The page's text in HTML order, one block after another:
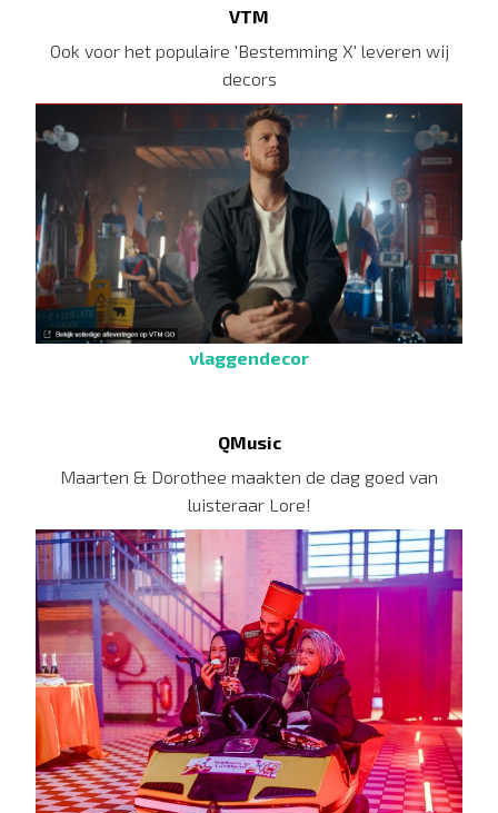
VTM
Ook voor het populaire 'Bestemming X' leveren wij
decors
vlaggendecor
QMusic
Maarten & Dorothee maakten de dag goed van
luisteraar Lore!